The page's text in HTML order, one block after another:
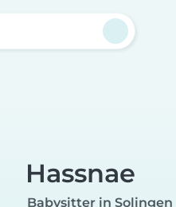
Hassnae
Babysitter in Solingen